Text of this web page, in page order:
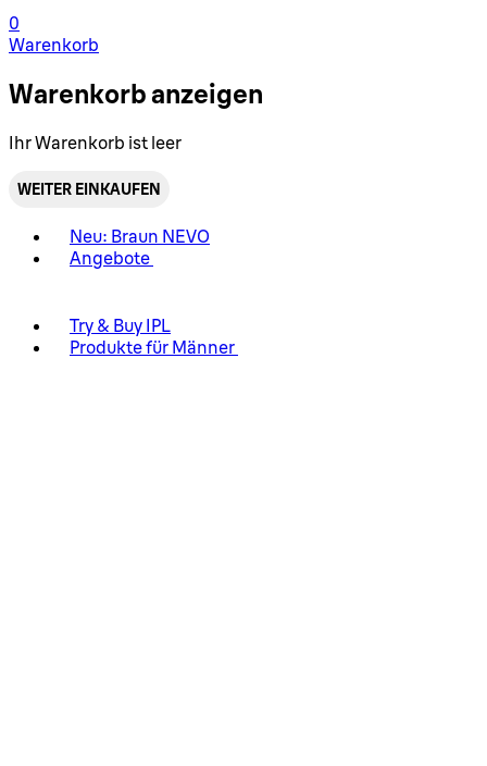
0
Warenkorb
Warenkorb anzeigen
Ihr Warenkorb ist leer
WEITER EINKAUFEN
Neu: Braun NEVO
Angebote
Try & Buy IPL
Produkte für Männer